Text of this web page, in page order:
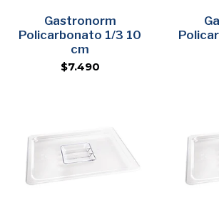
Agregar
Gastronorm
Policarbonato 1/3 10
cm
$7.490